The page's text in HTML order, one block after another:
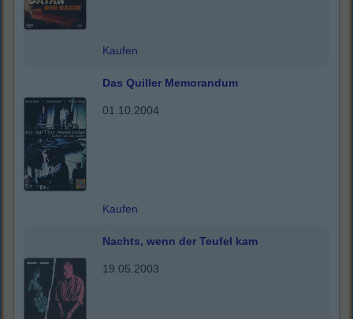
Kaufen
Das Quiller Memorandum
01.10.2004
Kaufen
Nachts, wenn der Teufel kam
19.05.2003